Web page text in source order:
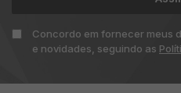
Indivíduos que buscam
hepática
Concordo em fornecer meus
e novidades, seguindo as